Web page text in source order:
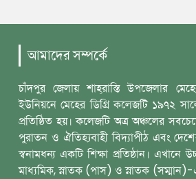
আমাদের সম্পর্কে
চাঁদপুর জেলায় শাহ্‌রাস্তি উপজেলার
ইউনিয়নে মেহের ডিগ্রি কলেজটি ১৯৭২
প্রতিষ্ঠিত হয়। কলেজটি অত্র অঞ্চলের
পুরাতন ও ঐতিহ্যবাহী বিদ্যাপীঠ এবং
স্বনামধন্য একটি শিক্ষা প্রতিষ্ঠান। এখানে
মাধ্যমিক, স্নাতক (পাস) ও স্নাতক